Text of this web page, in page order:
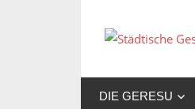
Inhalt
DIE GERESU